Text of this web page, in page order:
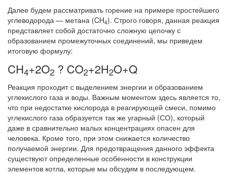
Далее будем рассматривать горение на примере простейшего
углеводорода — метана (CH4). Строго говоря, данная реакция
представляет собой достаточно сложную цепочку с
образованием промежуточных соединений, мы приведем
итоговую формулу:
CH4+2O2 ? CO2+2H2O+Q
Реакция проходит с выделением энергии и образованием
углекислого газа и воды. Важным моментом здесь является то,
что при недостатке кислорода в реагирующей смеси, помимо
углекислого газа образуется так же угарный (СО), который
даже в сравнительно малых концентрациях опасен для
человека. Кроме того, при этом снижается количество
получаемой энергии. Для предотвращения данного эффекта
существуют определенные особенности в конструкции
элементов котла, которые мы обсудим в последующем.